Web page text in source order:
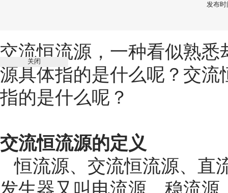
发布时
交流恒流源，一种看似熟
源具体指的是什么呢？交
指的是什么呢？
交流恒流源的定义
恒流源、交流恒流源、直
发生器又叫电流源、稳流
关闭